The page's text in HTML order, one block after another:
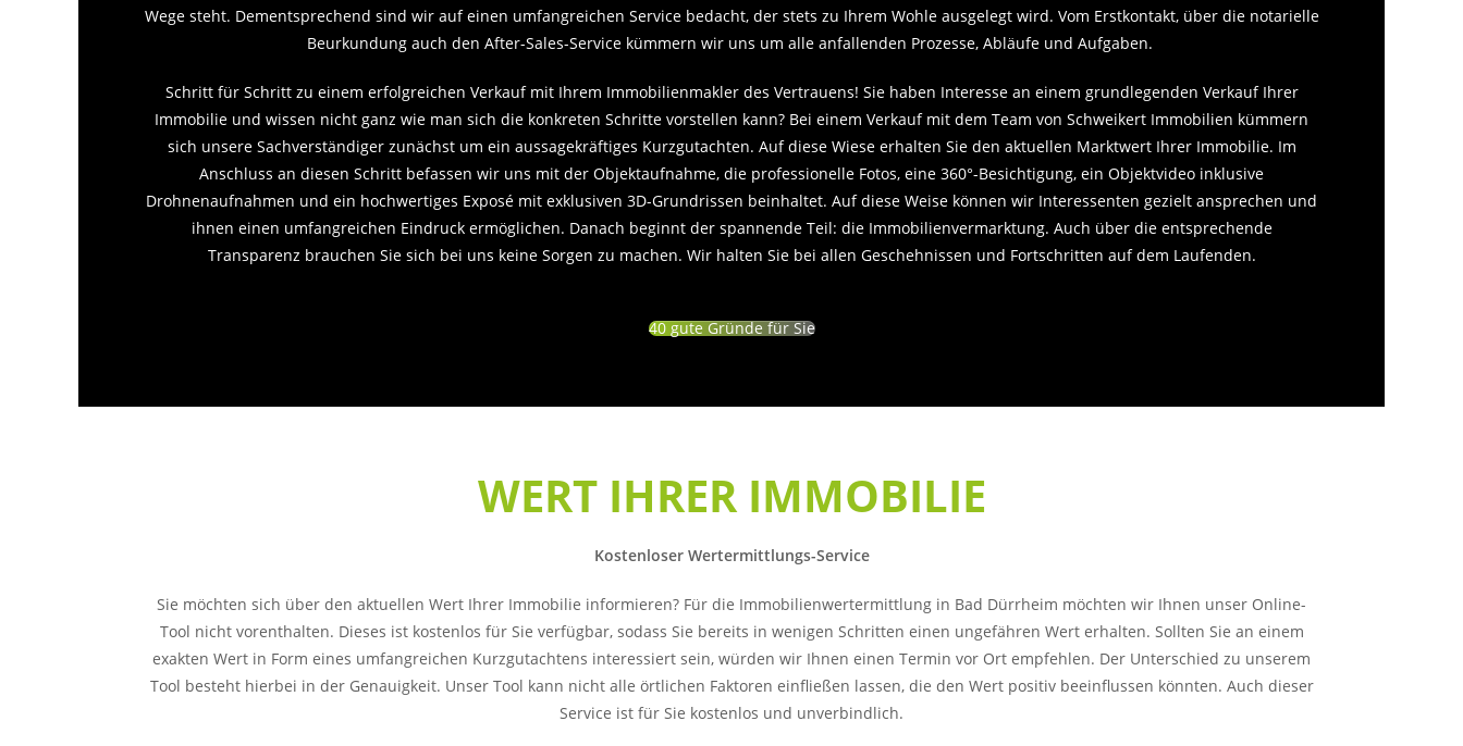
Wege steht. Dementsprechend sind wir auf einen umfangreichen Service bedacht, der stets zu Ihrem Wohle ausgelegt wird. Vom Erstkontakt, über die notarielle
Beurkundung auch den After-Sales-Service kümmern wir uns um alle anfallenden Prozesse, Abläufe und Aufgaben.
Schritt für Schritt zu einem erfolgreichen Verkauf mit Ihrem Immobilienmakler des Vertrauens! Sie haben Interesse an einem grundlegenden Verkauf Ihrer
Immobilie und wissen nicht ganz wie man sich die konkreten Schritte vorstellen kann? Bei einem Verkauf mit dem Team von Schweikert Immobilien kümmern
sich unsere Sachverständiger zunächst um ein aussagekräftiges Kurzgutachten. Auf diese Wiese erhalten Sie den aktuellen Marktwert Ihrer Immobilie. Im
Anschluss an diesen Schritt befassen wir uns mit der Objektaufnahme, die professionelle Fotos, eine 360°-Besichtigung, ein Objektvideo inklusive
Drohnenaufnahmen und ein hochwertiges Exposé mit exklusiven 3D-Grundrissen beinhaltet. Auf diese Weise können wir Interessenten gezielt ansprechen und
ihnen einen umfangreichen Eindruck ermöglichen. Danach beginnt der spannende Teil: die Immobilienvermarktung. Auch über die entsprechende
Transparenz brauchen Sie sich bei uns keine Sorgen zu machen. Wir halten Sie bei allen Geschehnissen und Fortschritten auf dem Laufenden.
40 gute Gründe für Sie
WERT IHRER IMMOBILIE
Kostenloser Wertermittlungs-Service
Sie möchten sich über den aktuellen Wert Ihrer Immobilie informieren? Für die Immobilienwertermittlung in Bad Dürrheim möchten wir Ihnen unser Online-
Tool nicht vorenthalten. Dieses ist kostenlos für Sie verfügbar, sodass Sie bereits in wenigen Schritten einen ungefähren Wert erhalten. Sollten Sie an einem
exakten Wert in Form eines umfangreichen Kurzgutachtens interessiert sein, würden wir Ihnen einen Termin vor Ort empfehlen. Der Unterschied zu unserem
Tool besteht hierbei in der Genauigkeit. Unser Tool kann nicht alle örtlichen Faktoren einfließen lassen, die den Wert positiv beeinflussen könnten. Auch dieser
Service ist für Sie kostenlos und unverbindlich.